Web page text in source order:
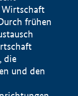
Wirtschaft
frühen
die
und den